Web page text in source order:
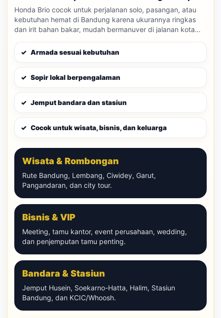
Honda Brio cocok untuk perjalanan solo, pasangan, atau
kebutuhan hemat di Bandung karena ukurannya ringkas
dan irit bahan bakar, mudah bermanuver di jalanan kota
kunci.Armada sesuai kebutuhan
Sopir lokal berpengalaman
Jemput bandara dan stasiun
Cocok untuk wisata, bisnis, dan keluarga
Wisata & Rombongan
Rute Bandung, Lembang, Ciwidey, Garut,
Pangandaran, dan city tour.
Bisnis & VIP
Meeting, tamu kantor, event perusahaan, wedding,
dan penjemputan tamu penting.
Bandara & Stasiun
Jemput Husein, Soekarno-Hatta, Halim, Stasiun
Bandung, dan KCIC/Whoosh.